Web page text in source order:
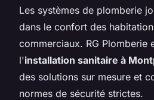
Les systèmes de plomberie
dans le confort des
commerciaux. RG Plomberie
l'installation sanitaire à
des solutions sur mesure et
normes de sécurité strictes.